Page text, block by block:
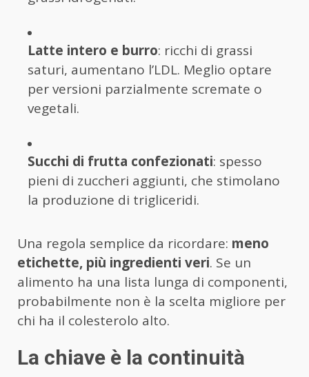
Latte intero e burro: ricchi di grassi
saturi, aumentano l’LDL. Meglio optare
per versioni parzialmente scremate o
vegetali.
Succhi di frutta confezionati: spesso
pieni di zuccheri aggiunti, che stimolano
la produzione di trigliceridi.
Una regola semplice da ricordare: meno
etichette, più ingredienti veri. Se un
alimento ha una lista lunga di componenti,
probabilmente non è la scelta migliore per
chi ha il colesterolo alto.
La chiave è la continuità